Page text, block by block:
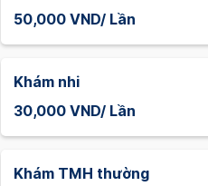
50,000 VND/ Lần
Khám nhi
30,000 VND/ Lần
Khám TMH thường